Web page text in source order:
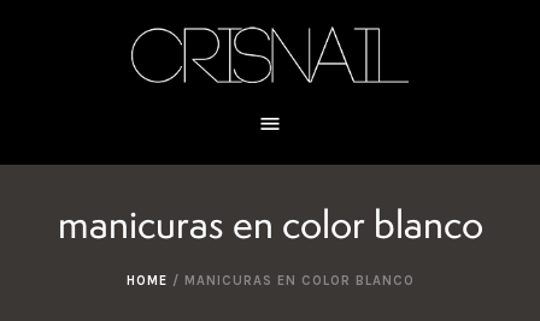
manicuras en color blanco
HOME / MANICURAS EN COLOR BLANCO